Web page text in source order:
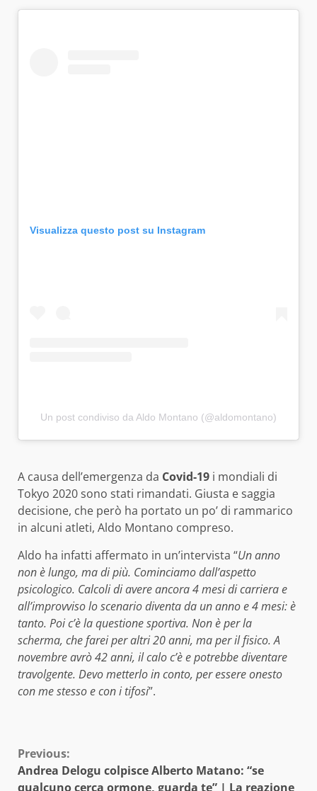
Visualizza questo post su Instagram
Un post condiviso da Aldo Montano (@aldomontano)
A causa dell’emergenza da Covid-19 i mondiali di
Tokyo 2020 sono stati rimandati. Giusta e saggia
decisione, che però ha portato un po’ di rammarico
in alcuni atleti, Aldo Montano compreso.
Aldo ha infatti affermato in un’intervista “Un anno
non è lungo, ma di più. Cominciamo dall’aspetto
psicologico. Calcoli di avere ancora 4 mesi di carriera e
all’improvviso lo scenario diventa da un anno e 4 mesi: è
tanto. Poi c’è la questione sportiva. Non è per la
scherma, che farei per altri 20 anni, ma per il fisico. A
novembre avrò 42 anni, il calo c’è e potrebbe diventare
travolgente. Devo metterlo in conto, per essere onesto
con me stesso e con i tifosi”.
Continue
Reading
Previous:
Andrea Delogu colpisce Alberto Matano: “se
qualcuno cerca ormone, guarda te” | La reazione